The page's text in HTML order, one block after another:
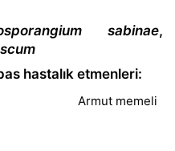
sabinae,
hastalık etmenleri:
Armut memeli